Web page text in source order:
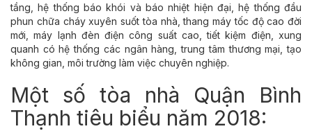
tầng, hệ thống báo khói và báo nhiệt hiện đại, hệ thống đầu
phun chữa cháy xuyên suốt tòa nhà, thang máy tốc độ cao đời
mới, máy lạnh đèn điện công suất cao, tiết kiệm điện, xung
quanh có hệ thống các ngân hàng, trung tâm thương mại, tạo
không gian, môi trường làm việc chuyên nghiệp.
Một số tòa nhà Quận Bình
Thạnh tiêu biểu năm 2018: